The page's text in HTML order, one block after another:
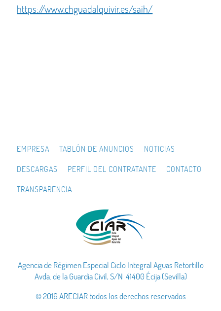
https://www.chguadalquivir.es/saih/
EMPRESA TABLÓN DE ANUNCIOS NOTICIAS
DESCARGAS PERFIL DEL CONTRATANTE CONTACTO
TRANSPARENCIA
Agencia de Régimen Especial Ciclo Integral Aguas Retortillo
Avda. de la Guardia Civil, S/N 41400 Écija (Sevilla)
© 2016 ARECIAR todos los derechos reservados